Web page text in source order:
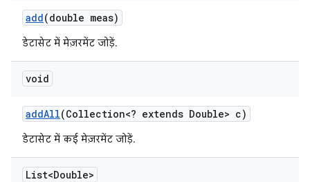
add(double meas)
डेटासेट में मेज़रमेंट जोड़ें.
void
addAll(Collection<? extends Double> c)
डेटासेट में कई मेज़रमेंट जोड़ें.
List<Double>